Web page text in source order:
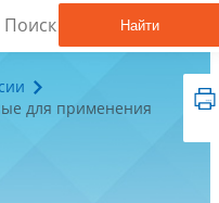
Найти
для применения